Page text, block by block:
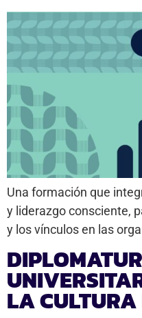
Una formación que
y liderazgo consciente,
y los vínculos en las
LA